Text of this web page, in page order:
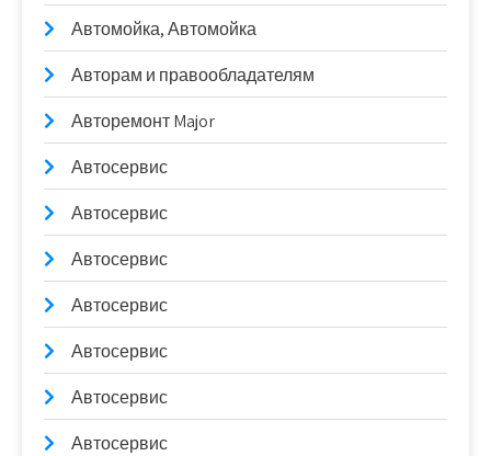
Автомойка, Автомойка
Авторам и правообладателям
Авторемонт Major
Автосервис
Автосервис
Автосервис
Автосервис
Автосервис
Автосервис
Автосервис